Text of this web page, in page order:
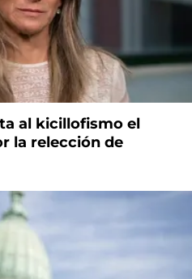
al kicillofismo el
la relección de